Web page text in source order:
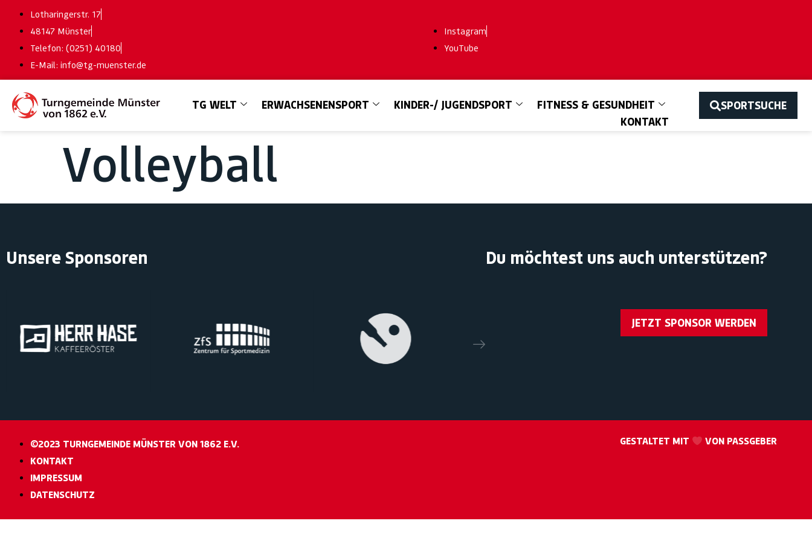
Lotharingerstr. 17
48147 Münster
Telefon: (0251) 40180
E-Mail: info@tg-muenster.de
Instagram
YouTube
TG WELT ERWACHSENENSPORT KINDER-/ JUGENDSPORT
FITNESS & GESUNDHEIT
KONTAKT
SPORTSUCHE
Volleyball
Unsere Sponsoren Du möchtest uns auch unterstützen?
JETZT SPONSOR WERDEN
©2023 TURNGEMEINDE MÜNSTER VON 1862 E.V.
KONTAKT
IMPRESSUM
DATENSCHUTZ
GESTALTET MIT VON PASSGEBER